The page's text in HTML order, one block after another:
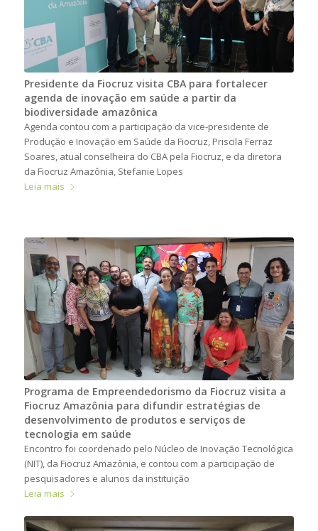
Presidente da Fiocruz visita CBA para fortalecer
agenda de inovação em saúde a partir da
biodiversidade amazônica
Agenda contou com a participação da vice-presidente de
Produção e Inovação em Saúde da Fiocruz, Priscila Ferraz
Soares, atual conselheira do CBA pela Fiocruz, e da diretora
da Fiocruz Amazônia, Stefanie Lopes
Leia mais
Programa de Empreendedorismo da Fiocruz visita a
Fiocruz Amazônia para difundir estratégias de
desenvolvimento de produtos e serviços de
tecnologia em saúde
Encontro foi coordenado pelo Núcleo de Inovação Tecnológica
(NIT), da Fiocruz Amazônia, e contou com a participação de
pesquisadores e alunos da instituição
Leia mais